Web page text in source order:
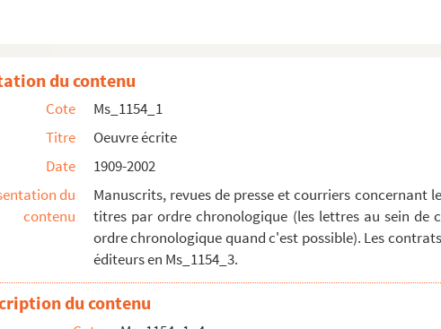
"Michelet, sa vie, son œuvre : 1789-1874" (1961)
d'OC depuis les troubadours jusqu'à nos jours (1962)
(1963)
Molière, sur sa famille et les comédiens de sa troupe(1963)
(1964)
du contenu
Cote
Ms_1154_1
Titre
Oeuvre écrite
Date
1909-2002
du
contenu
Manuscrits, revues de presse et courriers concernant
titres par ordre chronologique (les lettres au sein de
ordre chronologique quand c'est possible). Les
éditeurs en Ms_1154_3.
du contenu